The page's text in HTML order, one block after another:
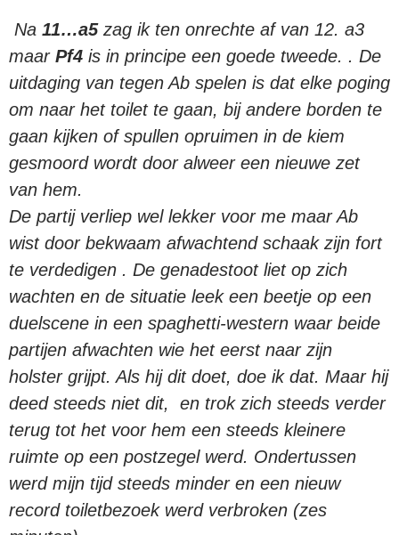
Na 11…a5zag ik ten onrechte af van 12. a3
maar Pf4 is in principe een goede tweede. . De
uitdaging van tegen Ab spelen is dat elke poging
om naar het toilet te gaan, bij andere borden te
gaan kijken of spullen opruimen in de kiem
gesmoord wordt door alweer een nieuwe zet
van hem.
De partij verliep wel lekker voor me maar Ab
wist door bekwaam afwachtend schaak zijn fort
te verdedigen . De genadestoot liet op zich
wachten en de situatie leek een beetje op een
duelscene in een spaghetti-western waar beide
partijen afwachten wie het eerst naar zijn
holster grijpt. Als hij dit doet, doe ik dat. Maar hij
deed steeds niet dit, en trok zich steeds verder
terug tot het voor hem een steeds kleinere
ruimte op een postzegel werd. Ondertussen
werd mijn tijd steeds minder en een nieuw
record toiletbezoek werd verbroken (zes